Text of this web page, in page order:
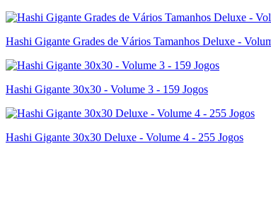
Hashi Gigante Grades de Vários Tamanhos Deluxe -
Hashi Gigante 30x30 - Volume 3 - 159 Jogos
Hashi Gigante 30x30 Deluxe - Volume 4 - 255 Jogos